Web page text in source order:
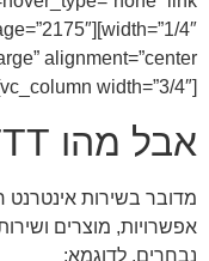
[vc_column width=”3/4″][vc_column_text]
אבל מהו IFTTT?
מדובר בשירות
נבחרים, לדוגמא: